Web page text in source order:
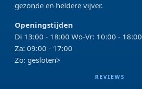
gezonde en heldere vijver.
Openingstijden
Di 13:00 - 18:00 Wo-Vr: 10:00 - 18:00
Za: 09:00 - 17:00
Zo: gesloten>
REVIEWS